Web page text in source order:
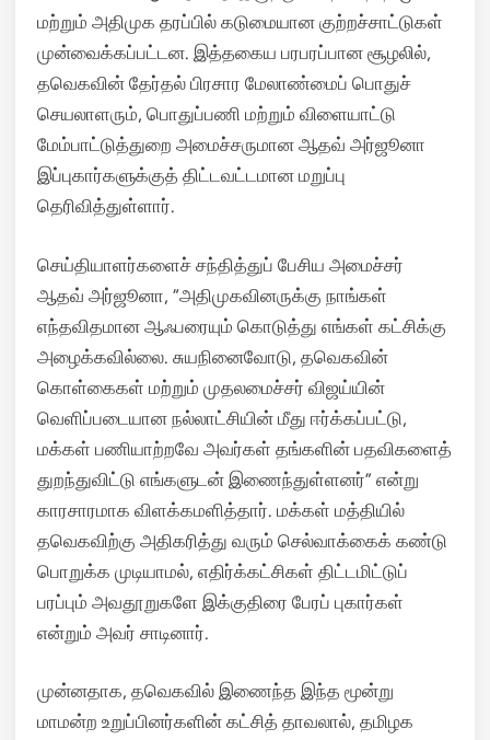
மற்றும் அதிமுக தரப்பில் கடுமையான குற்றச்சாட்டுகள்
முன்வைக்கப்பட்டன. இத்தகைய பரபரப்பான சூழலில்,
தவெகவின் தேர்தல் பிரசார மேலாண்மைப் பொதுச்
செயலாளரும், பொதுப்பணி மற்றும் விளையாட்டு
மேம்பாட்டுத்துறை அமைச்சருமான ஆதவ் அர்ஜூனா
இப்புகார்களுக்குத் திட்டவட்டமான மறுப்பு
தெரிவித்துள்ளார்.
செய்தியாளர்களைச் சந்தித்துப் பேசிய அமைச்சர்
ஆதவ் அர்ஜூனா, “அதிமுகவினருக்கு நாங்கள்
எந்தவிதமான ஆஃபரையும் கொடுத்து எங்கள் கட்சிக்கு
அழைக்கவில்லை. சுயநினைவோடு, தவெகவின்
கொள்கைகள் மற்றும் முதலமைச்சர் விஜய்யின்
வெளிப்படையான நல்லாட்சியின் மீது ஈர்க்கப்பட்டு,
மக்கள் பணியாற்றவே அவர்கள் தங்களின் பதவிகளைத்
துறந்துவிட்டு எங்களுடன் இணைந்துள்ளனர்” என்று
காரசாரமாக விளக்கமளித்தார். மக்கள் மத்தியில்
தவெகவிற்கு அதிகரித்து வரும் செல்வாக்கைக் கண்டு
பொறுக்க முடியாமல், எதிர்க்கட்சிகள் திட்டமிட்டுப்
பரப்பும் அவதூறுகளே இக்குதிரை பேரப் புகார்கள்
என்றும் அவர் சாடினார்.
முன்னதாக, தவெகவில் இணைந்த இந்த மூன்று
மாமன்ற உறுப்பினர்களின் கட்சித் தாவலால், தமிழக